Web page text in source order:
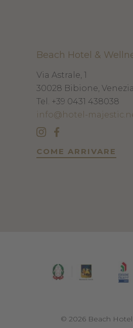
Beach Hotel &
Via Astrale, 1
30028 Bibione, Venezia
Tel.
+39 0431 438038
info@hotel-
COME ARRIVARE
© 2026 Beach